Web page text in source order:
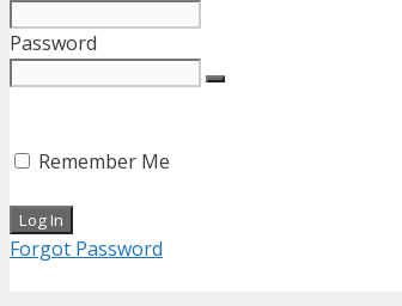
Password
Remember Me
Forgot Password